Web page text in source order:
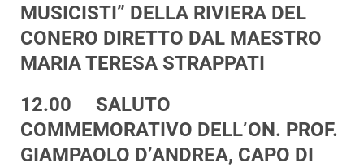
MUSICISTI” DELLA RIVIERA DEL
CONERO DIRETTO DAL MAESTRO
MARIA TERESA STRAPPATI
12.00 SALUTO
COMMEMORATIVO DELL’ON. PROF.
GIAMPAOLO D’ANDREA, CAPO DI